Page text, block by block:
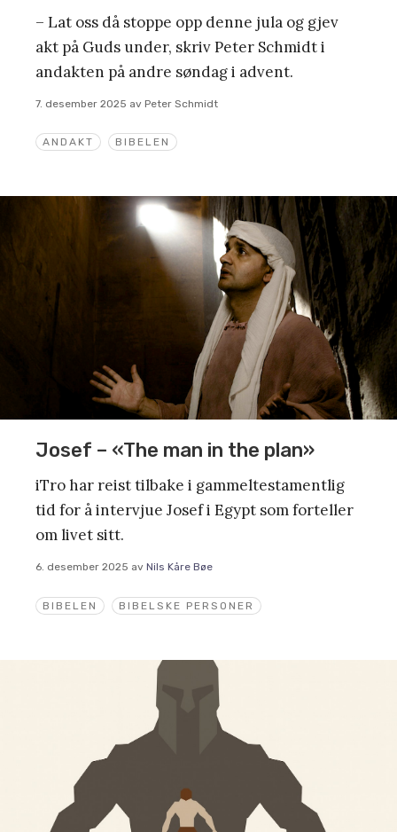
ANDAKT BIBELEN
– Lat oss då stoppe opp denne jula og gjev
akt på Guds under, skriv Peter Schmidt i
andakten på andre søndag i advent.
7. desember 2025 av Peter Schmidt
BIBELEN BIBELSKE PERSONER
Josef – «The man in the plan»
iTro har reist tilbake i gammeltestamentlig
tid for å intervjue Josef i Egypt som forteller
om livet sitt.
6. desember 2025 av Nils Kåre Bøe